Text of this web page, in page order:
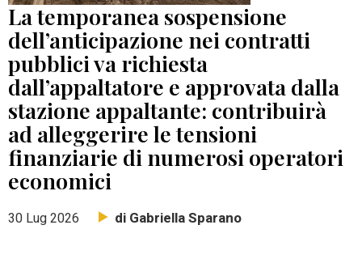
La temporanea sospensione
dell’anticipazione nei contratti
pubblici va richiesta
dall’appaltatore e approvata dalla
stazione appaltante: contribuirà
ad alleggerire le tensioni
finanziarie di numerosi operatori
economici
30 Lug 2026 di Gabriella Sparano